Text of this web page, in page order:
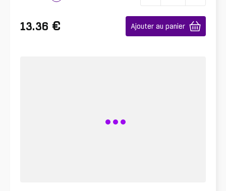
13.36 € Ajouter au panier